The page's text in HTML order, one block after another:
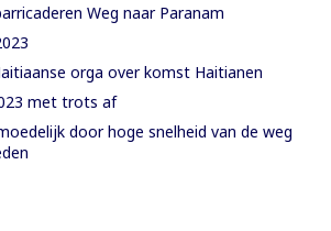
Weg naar Paranam
orga over komst Haitianen
met trots af
door hoge snelheid van de weg